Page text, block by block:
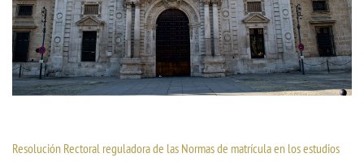
Resolución Rectoral reguladora de las Normas de matrícula en los estudios